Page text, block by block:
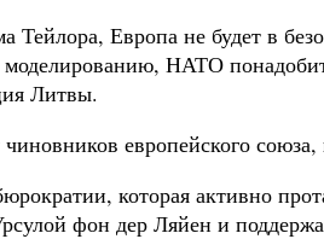
Европа не будет в
НАТО
Литвы.
европейского
которая активно
фон дер Ляйен и